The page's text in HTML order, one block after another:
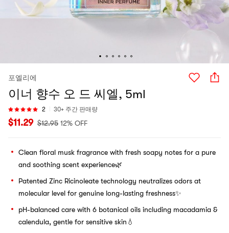
포엘리에
이너 향수 오 드 씨엘, 5ml
2 30+ 주간 판매량
$11.29 $12.95 12% OFF
Clean floral musk fragrance with fresh soapy notes for a pure
and soothing scent experience🌿
Patented Zinc Ricinoleate technology neutralizes odors at
molecular level for genuine long-lasting freshness✨
pH-balanced care with 6 botanical oils including macadamia &
calendula, gentle for sensitive skin💧